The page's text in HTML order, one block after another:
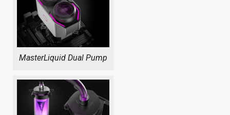
MasterLiquid Dual Pump